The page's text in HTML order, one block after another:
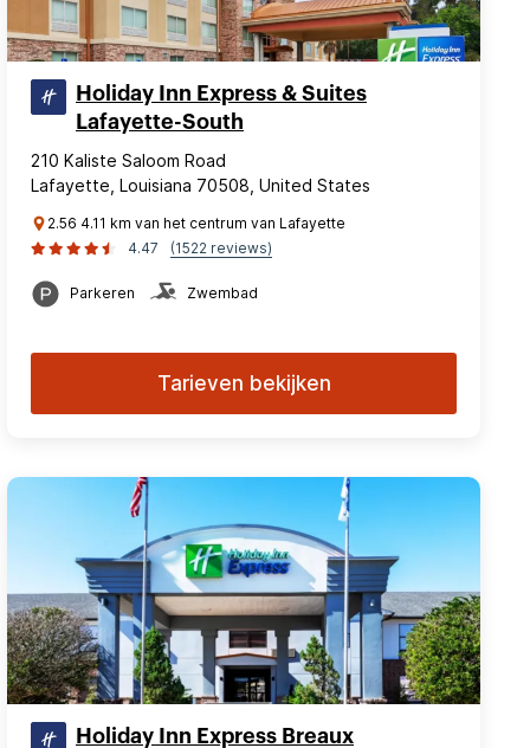
Holiday Inn Express & Suites
Lafayette-South
210 Kaliste Saloom Road
Lafayette, Louisiana 70508, United States
2.56 4.11 km van het centrum van Lafayette
4.47
(1522 reviews)
Parkeren Zwembad
Tarieven bekijken
Holiday Inn Express Breaux